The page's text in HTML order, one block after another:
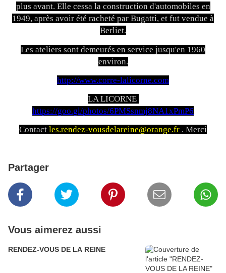
plus avant. Elle cessa la construction d'automobiles en
1949, après avoir été racheté par Bugatti, et fut vendue à
Berliet.
Les ateliers sont demeurés en service jusqu'en 1960
environ.
http://www.corre-lalicorne.com
LA LICORNE
https://goo.gl/photos/6PMSsnmj8NA1xPmP6
Contact les.rendez-vousdelareine@orange.fr . Merci
Partager
Vous aimerez aussi
RENDEZ-VOUS DE LA REINE